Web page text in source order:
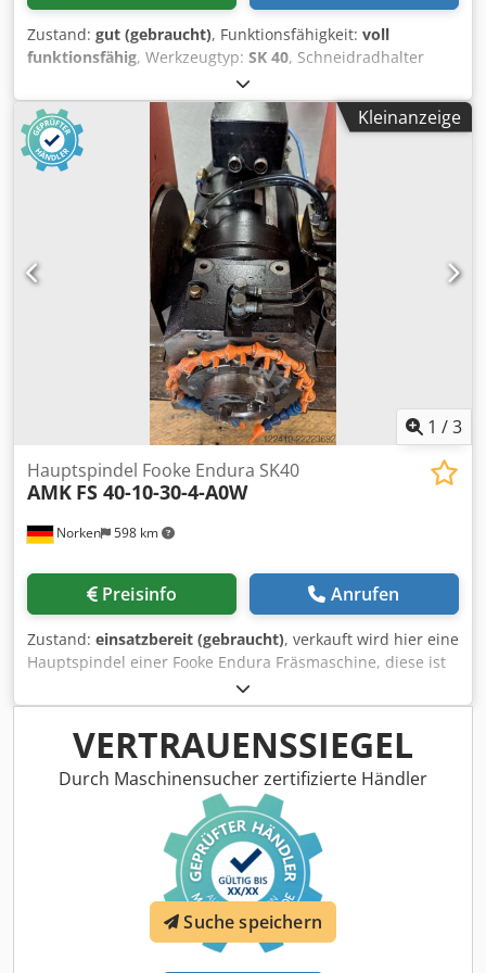
Zustand: gut (gebraucht), Funktionsfähigkeit: voll
funktionsfähig, Werkzeugtyp: SK 40, Schneidradhalter
SK40 4 Stk Werkzeughalter / Schneidradhalter /
Stossradhalter für Schneidräder/ Stoßräder / StoßMesser
in der Größe SK 40 passend dazu die
Werkzeugwechselvorrichtung / Werkzeughaltevorrichtung
in gutem gebrauchtem Zustand 1 x Ø 31,75 x 120 für
Scheibenschneidrad 1 x Ø 44,45 x 84,5 für
Scheibenschneidrad / Glockenschneidrad 1 x Ø 44,45 x
84,5 für Scheibenschneidrad / Glockenschneidrad,
Sonderhalter mit zentrischer Aufnahmebohrung Ø9,9 für
Zusatzwerkzeug Spannvorrichtung 1 x MK2 für
Schaftschneidrad. Preis VHB Unsere Preisvorstellung liegt
bei € 1.190,-- im Paket, netto ab Standort zzgl.
Verpackungskosten Chodpfxjikvwqj Acisa Bei allen techn.
Angaben Schreibfehler/Irrtum vorbehalten. Wir verkaufen
ausschließlich nur in Länder der Europäischen
Kleinanzeige
1 /3
Norken 598 km
Hauptspindel Fooke Endura SK40
AMK FS 40-10-30-4-A0W
Preisinfo Anrufen
Zustand: einsatzbereit (gebraucht), verkauft wird hier eine
Hauptspindel einer Fooke Endura Fräsmaschine, diese ist
funktionsfähig. Cedpfxezhh Ips Acieha
VERTRAUENSSIEGEL
Durch Maschinensucher zertifizierte Händler
Suche speichern